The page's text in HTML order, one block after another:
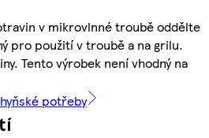
v mikrovlnné troubě oddělte
pro použití v troubě a na grilu.
Tento výrobek není vhodný na
potřeby